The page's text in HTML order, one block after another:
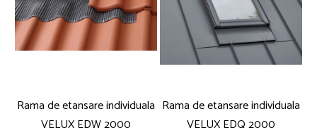
Rama de etansare individuala
VELUX EDW 2000
Rama de etansare individuala
VELUX EDQ 2000